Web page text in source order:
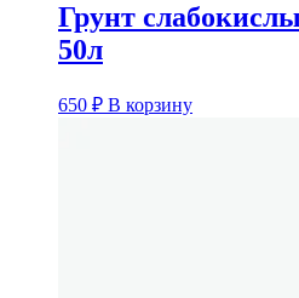
Грунт
50л
650 ₽ В корзину